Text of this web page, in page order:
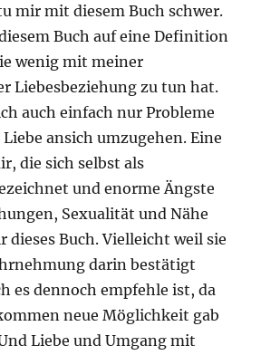
mir mit diesem Buch schwer.
Buch auf eine Definition
wenig mit meiner
Liebesbeziehung zu tun hat.
auch einfach nur Probleme
ansich umzugehen. Eine
die sich selbst als
und enorme Ängste
Sexualität und Nähe
dieses Buch. Vielleicht weil sie
darin bestätigt
es dennoch empfehle ist, da
neue Möglichkeit gab
Liebe und Umgang mit